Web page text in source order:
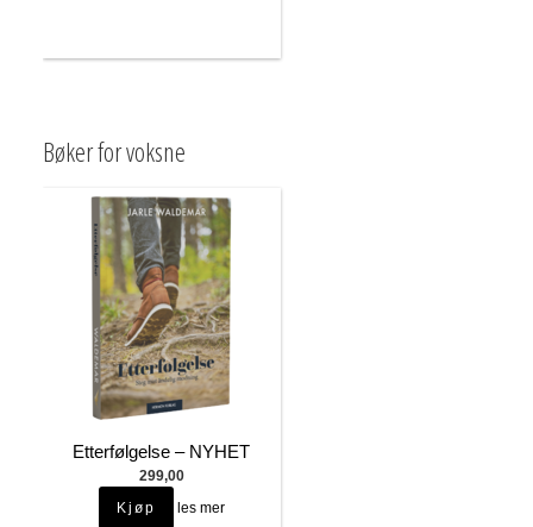
Bøker for voksne
Etterfølgelse – NYHET
299,00
les mer